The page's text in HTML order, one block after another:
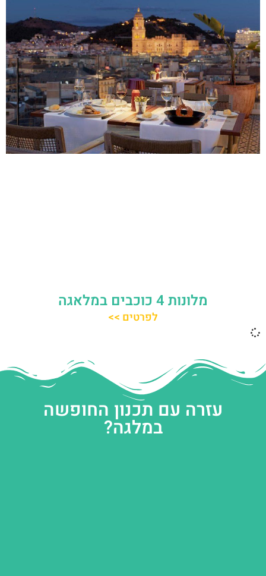
מלונות 4 כוכבים במלאגה
לפרטים >>
עזרה עם תכנון החופשה
במלגה?